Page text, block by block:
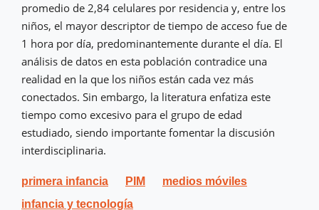
promedio de 2,84 celulares por residencia y, entre los
niños, el mayor descriptor de tiempo de acceso fue de
1 hora por día, predominantemente durante el día. El
análisis de datos en esta población contradice una
realidad en la que los niños están cada vez más
conectados. Sin embargo, la literatura enfatiza este
tiempo como excesivo para el grupo de edad
estudiado, siendo importante fomentar la discusión
interdisciplinaria.
primera infancia PIM
medios móviles
infancia y tecnología